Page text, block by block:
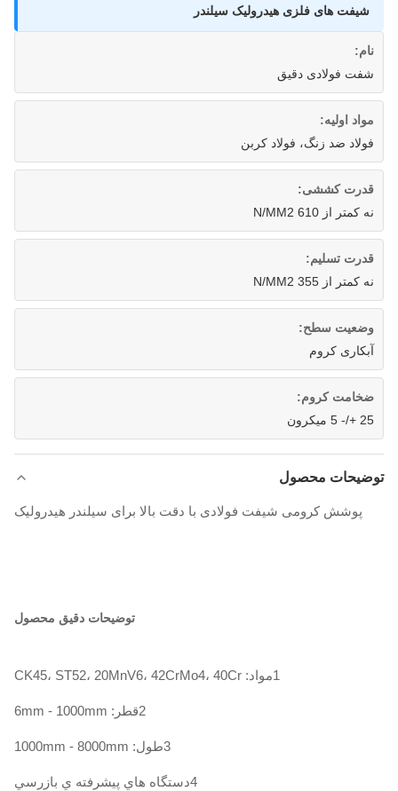
شیفت های فلزی هیدرولیک سیلندر
نام:
شفت فولادی دقیق
مواد اولیه:
فولاد ضد زنگ، فولاد کربن
قدرت کششی:
نه کمتر از 610 N/MM2
قدرت تسلیم:
نه کمتر از 355 N/MM2
وضعیت سطح:
آبکاری کروم
ضخامت کروم:
25 +/- 5 میکرون
توضیحات محصول
پوشش کرومی شیفت فولادی با دقت بالا برای سیلندر هیدرولیک
توضیحات دقیق محصول
1مواد: CK45، ST52، 20MnV6، 42CrMo4، 40Cr
2قطر: 6mm - 1000mm
3طول: 1000mm - 8000mm
4دستگاه هاي پيشرفته ي بازرسي